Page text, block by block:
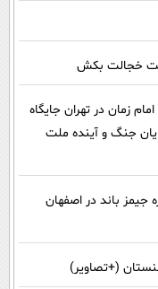
خجالت بکش
زمان در تهران جایگاه
جنگ و آینده ملت
جیمز باند در اصفهان
(+تصاویر)